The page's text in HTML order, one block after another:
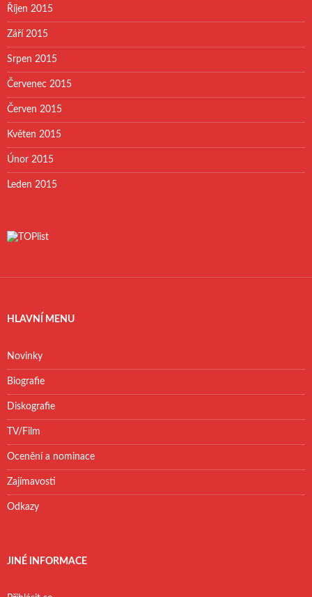
Říjen 2015
Září 2015
Srpen 2015
Červenec 2015
Červen 2015
Květen 2015
Únor 2015
Leden 2015
HLAVNÍ MENU
Novinky
Biografie
Diskografie
TV/Film
Ocenění a nominace
Zajímavosti
Odkazy
JINÉ INFORMACE